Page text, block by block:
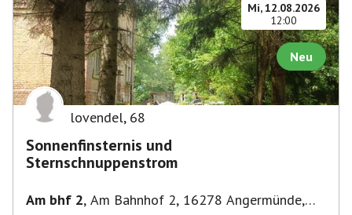
Mi, 12.08.2026
12:00
Neu
lovendel, 68
Sonnenfinsternis und
Sternschnuppenstrom
Am bhf 2, Am Bahnhof 2, 16278 Angermünde,